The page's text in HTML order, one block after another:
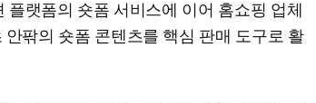
플랫폼의 숏폼 서비스에 이어 홈쇼핑 업체
팎의 숏폼 콘텐츠를 핵심 판매 도구로 활